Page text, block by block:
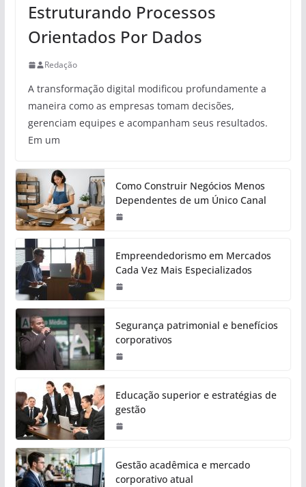
Estruturando Processos
Orientados Por Dados
Redação
A transformação digital modificou profundamente a
maneira como as empresas tomam decisões,
gerenciam equipes e acompanham seus resultados.
Em um
Como Construir Negócios Menos
Dependentes de um Único Canal
Empreendedorismo em Mercados
Cada Vez Mais Especializados
Segurança patrimonial e benefícios
corporativos
Educação superior e estratégias de
gestão
Gestão acadêmica e mercado
corporativo atual